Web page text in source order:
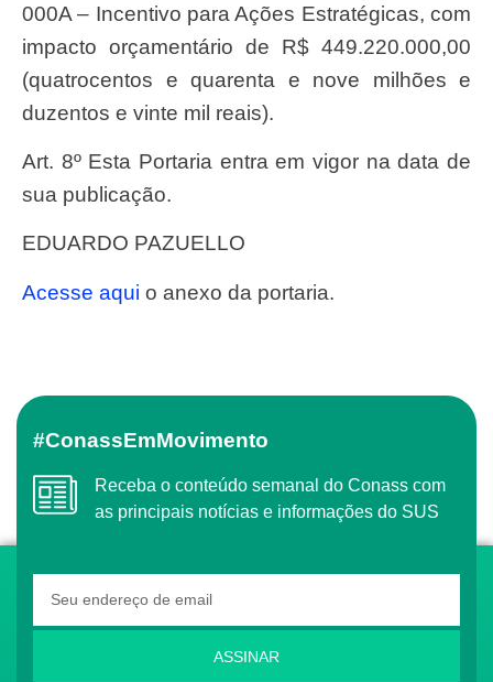
000A – Incentivo para Ações Estratégicas, com
impacto orçamentário de R$ 449.220.000,00
(quatrocentos e quarenta e nove milhões e
duzentos e vinte mil reais).
Art. 8º Esta Portaria entra em vigor na data de
sua publicação.
EDUARDO PAZUELLO
Acesse aqui o anexo da portaria.
#ConassEmMovimento
Receba o conteúdo semanal do Conass com
as principais notícias e informações do SUS
ASSINAR